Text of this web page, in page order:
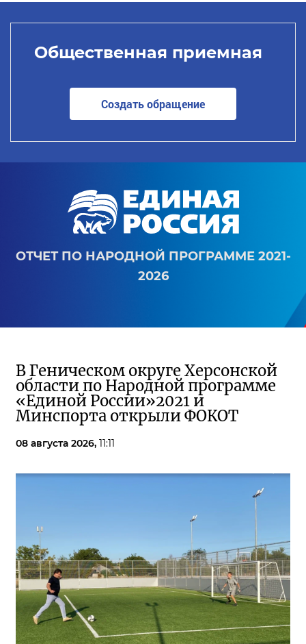
Общественная приемная
Создать обращение
ОТЧЕТ ПО НАРОДНОЙ ПРОГРАММЕ 2021-
2026
В Геническом округе Херсонской
области по Народной программе
«Единой России»2021 и
Минспорта открыли ФОКОТ
08 августа 2026, 11:11